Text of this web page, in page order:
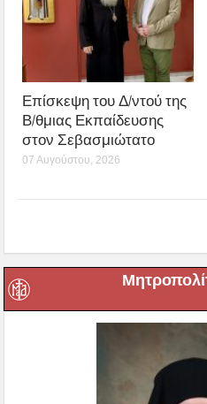
Επίσκεψη του Δ/ντού της
Β/θμιας Εκπαίδευσης
στον Σεβασμιώτατο
07 Αυγούστου, 2026